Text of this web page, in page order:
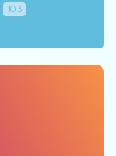
103